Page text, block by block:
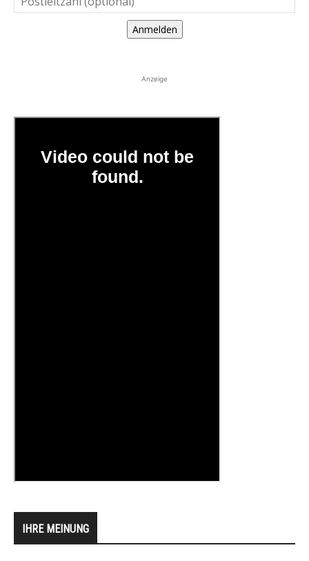
Anmelden
Anzeige
IHRE MEINUNG